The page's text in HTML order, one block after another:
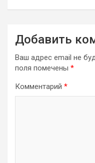
Добавить
Ваш адрес email не
поля помечены *
Комментарий *